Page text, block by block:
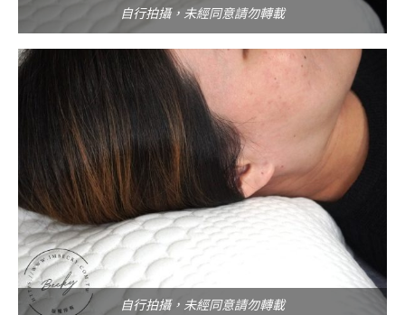
自行拍攝，未經同意請勿轉載
自行拍攝，未經同意請勿轉載